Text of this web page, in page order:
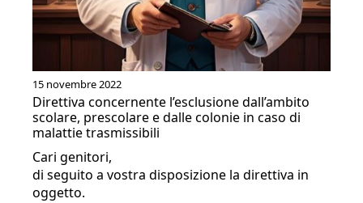
15 novembre 2022
Direttiva concernente l’esclusione dall’ambito
scolare, prescolare e dalle colonie in caso di
malattie trasmissibili
Cari genitori,
di seguito a vostra disposizione la direttiva in
oggetto.